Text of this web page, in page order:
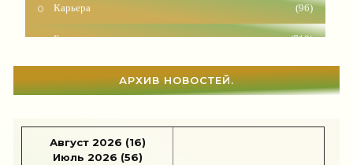
(718)
Шоппинг (47)
Отдых
АРХИВ НОВОСТЕЙ.
Август 2026 (16)
Июль 2026 (56)